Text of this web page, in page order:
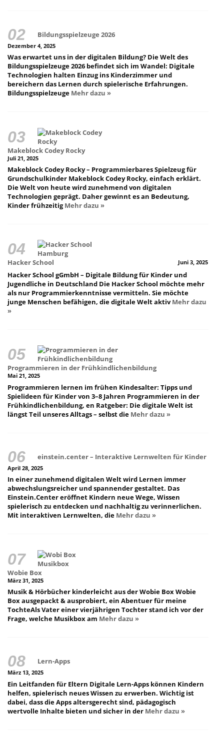
Bildungsspielzeuge 2026
Dezember 4, 2025
Was erwartet uns in der digitalen Bildung? Die Welt des
Bildungsspielzeuge 2026 befindet sich im Wandel: Digitale
Technologien halten Einzug ins Kinderzimmer und
bereichern das Lernen durch spielerische Erfahrungen.
Bildungsspielzeuge Mehr dazu »
Makeblock Codey Rocky
Juli 21, 2025
Makeblock Codey Rocky – Programmierbares Spielzeug für
Grundschulkinder Makeblock Codey Rocky, einfach erklärt.
Die Welt von heute wird zunehmend von digitalen
Technologien geprägt. Daher gewinnt es an Bedeutung,
Kinder frühzeitigMehr dazu »
Hacker School Juni 3, 2025
Hacker School gGmbH – Digitale Bildung für Kinder und
Jugendliche in Deutschland Die Hacker School möchte mehr
als nur Programmierkenntnisse vermitteln. Sie möchte
junge Menschen befähigen, die digitale Welt aktivMehr dazu
»
Programmieren in der Frühkindlichenbildung
Mai 21, 2025
Programmieren lernen im frühen Kindesalter: Tipps und
Spielideen für Kinder von 3–8 Jahren Programmieren in der
Frühkindlichenbildung, en Ratgeber: Die digitale Welt ist
längst Teil unseres Alltags – selbst die Mehr dazu »
einstein.center – Interaktive Lernwelten für Kinder
April 28, 2025
In einer zunehmend digitalen Welt wird Lernen immer
abwechslungsreicher und spannender gestaltet. Das
Einstein.Center eröffnet Kindern neue Wege, Wissen
spielerisch zu entdecken und nachhaltig zu verinnerlichen.
Mit interaktiven Lernwelten, die Mehr dazu »
Wobie Box
März 31, 2025
Musik & Hörbücher kinderleicht aus der Wobie Box Wobie
Box ausgepackt & ausprobiert, ein Abentuer für meine
TochteAls Vater einer vierjährigen Tochter stand ich vor der
Frage, welche Musikbox am Mehr dazu »
Lern-Apps
März 13, 2025
Ein Leitfanden für Eltern Digitale Lern-Apps können Kindern
helfen, spielerisch neues Wissen zu erwerben. Wichtig ist
dabei, dass die Apps altersgerecht sind, pädagogisch
wertvolle Inhalte bieten und sicher in der Mehr dazu »